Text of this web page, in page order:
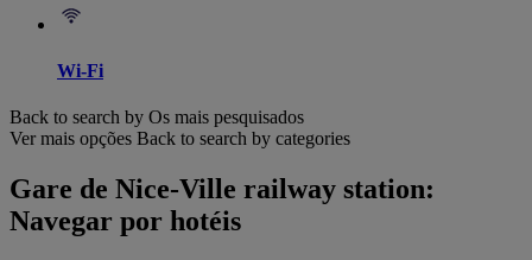
Wi-Fi
Back to search by Os mais pesquisados
Ver mais opções Back to search by categories
Gare de Nice-Ville railway station:
Navegar por hotéis